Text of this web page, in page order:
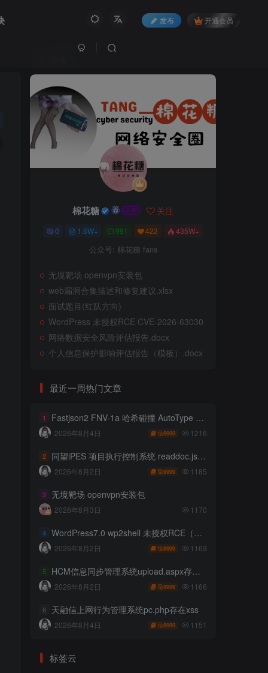
发布 开通会员
棉花糖 关注
0 1.5W+ 991 422 435W+
公众号: 棉花糖 fans
无境靶场 openvpn安装包
web漏洞合集描述和修复建议.xlsx
面试题目(红队方向)
WordPress 未授权RCE CVE-2026-63030
网络数据安全风险评估报告.docx
个人信息保护影响评估报告（模板）.docx
最近一周热门文章
1 Fastjson2 FNV-1a 哈希碰撞 AutoType 绕过远程代码执行
2026年8月4日 9999 1216
2 同望iPES 项目执行控制系统 readdoc.jsp存在任意文件读取
2026年8月2日 9999 1185
3 无境靶场 openvpn安装包
2026年8月3日 1170
4 WordPress7.0 wp2shell 未授权RCE（CVE-2026-63030 CVE-2026-60137）
2026年8月2日 9999 1169
5 HCM信息同步管理系统upload.aspx存在任意文件上传
2026年8月2日 9999 1166
6 天融信上网行为管理系统pc.php存在xss
2026年8月4日 9999 1151
标签云